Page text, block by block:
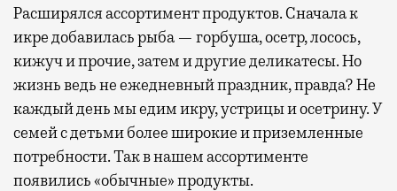
Расширялся ассортимент продуктов. Сначала к
икре добавилась рыба — горбуша, осетр, лосось,
кижуч и прочие, затем и другие деликатесы. Но
жизнь ведь не ежедневный праздник, правда? Не
каждый день мы едим икру, устрицы и осетрину. У
семей с детьми более широкие и приземленные
потребности. Так в нашем ассортименте
появились «обычные» продукты.